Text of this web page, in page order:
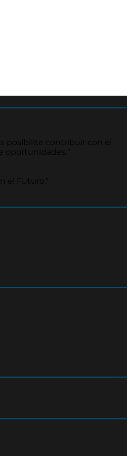
posibilite contribuir con el
oportunidades.”
el Futuro."